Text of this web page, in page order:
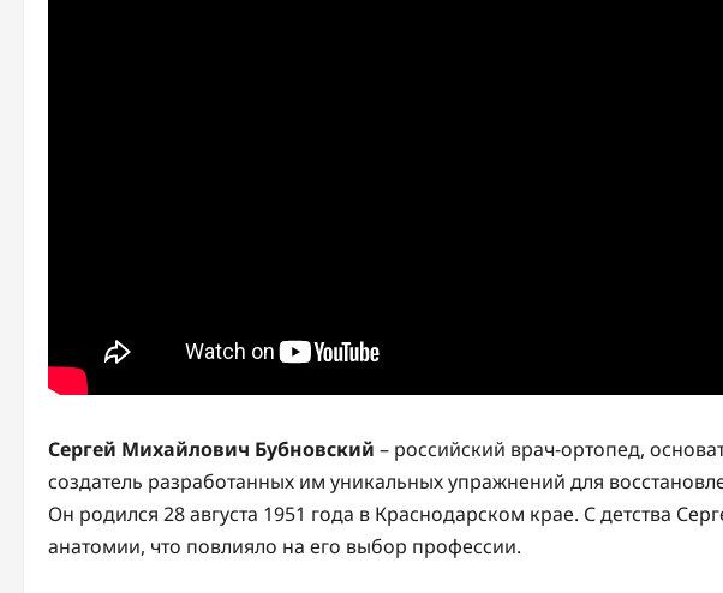
Сергей Михайлович Бубновский – российский врач-ортопед,
создатель разработанных им уникальных упражнений для
Он родился 28 августа 1951 года в Краснодарском крае. С детства
анатомии, что повлияло на его выбор профессии.